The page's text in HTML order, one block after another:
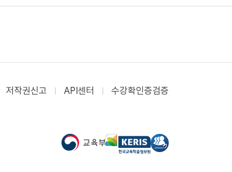
저작권신고 API센터 수강확인증검증